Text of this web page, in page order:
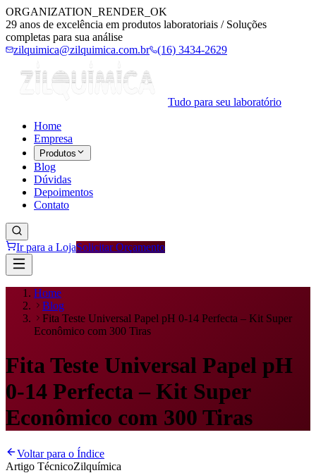
ORGANIZATION_RENDER_OK
29 anos de excelência em produtos laboratoriais / Soluções
completas para sua análise
zilquimica@zilquimica.com.br
(16) 3434-2629
Tudo para seu laboratório
Home
Empresa
Produtos
Blog
Dúvidas
Depoimentos
Contato
Ir para a LojaSolicitar Orçamento
Home
Blog
Fita Teste Universal Papel pH 0-14 Perfecta – Kit Super
Econômico com 300 Tiras
Fita Teste Universal Papel pH
0-14 Perfecta – Kit Super
Econômico com 300 Tiras
Voltar para o Índice
Artigo TécnicoZilquímica